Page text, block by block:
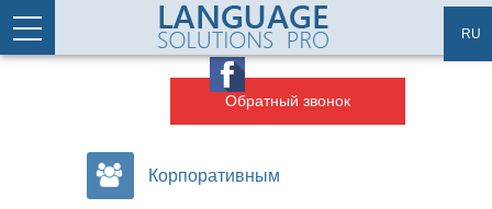
Перейти к основному содержанию
RU
Обратный звонок
Корпоративным
Статьи Карта сайта